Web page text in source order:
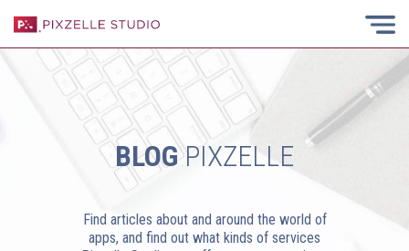
BLOGPIXZELLE
Find articles about and around the world of
apps, and find out what kinds of services